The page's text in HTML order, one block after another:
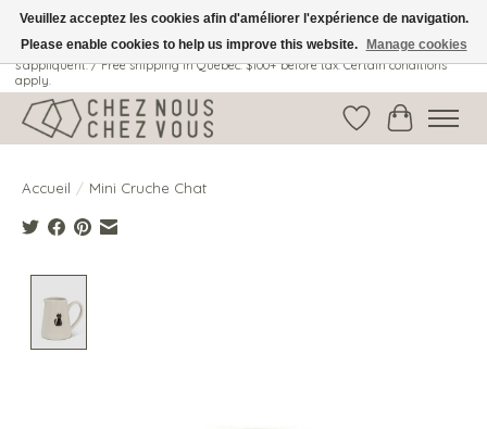
Livraison gratuite au Québec: 100$ + avant taxes. Certaines conditions
s'appliquent. / Free shipping in Quebec: $100+ before tax. Certain conditions
apply.
Liste dePanier
Accueil / Mini Cruche Chat
Veuillez acceptez les cookies afin d'améliorer l'expérience de navigation.
Please enable cookies to help us improve this website.
Manage cookies